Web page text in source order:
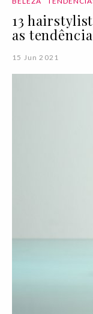
13
as
15 Jun 2021